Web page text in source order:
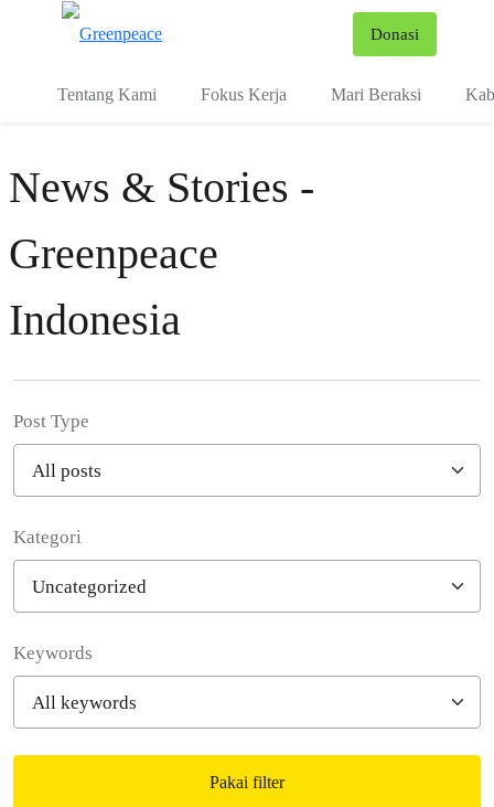
Donasi
Tentang Kami Fokus Kerja Mari Beraksi
News & Stories -
Greenpeace
Indonesia
Post Type
Kategori
Keywords
Pakai filter